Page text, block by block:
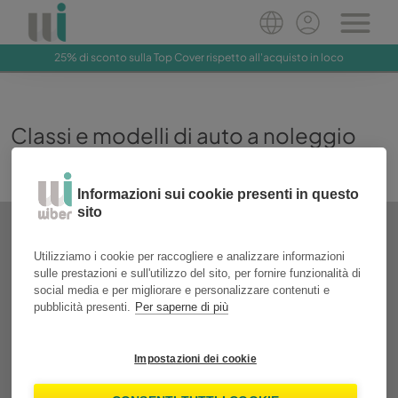
25% di sconto sulla Top Cover rispetto all'acquisto in loco
Classi e modelli di auto a noleggio
Informazioni sui cookie presenti in questo
sito
Utilizziamo i cookie per raccogliere e analizzare informazioni
sulle prestazioni e sull'utilizzo del sito, per fornire funzionalità di
social media e per migliorare e personalizzare contenuti e
pubblicità presenti. Per saperne di più
Impostazioni dei cookie